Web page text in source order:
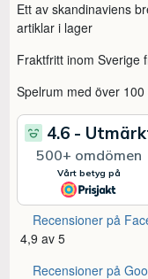
Ett av skandinaviens
artiklar i lager
Fraktfritt inom Sverige
Spelrum med över
Recensioner på
4,9 av 5
Recensioner på